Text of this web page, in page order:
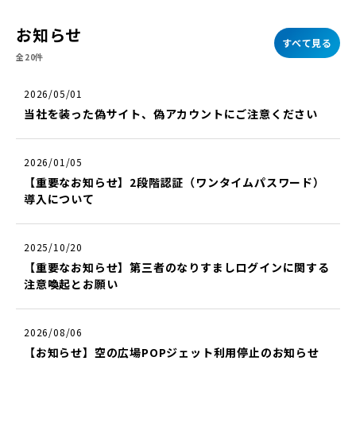
お知らせ
全20件
すべて見る
2026/05/01
当社を装った偽サイト、偽アカウントにご注意ください
2026/01/05
【重要なお知らせ】2段階認証（ワンタイムパスワード）
導入について
2025/10/20
【重要なお知らせ】第三者のなりすましログインに関する
注意喚起とお願い
2026/08/06
【お知らせ】空の広場POPジェット利用停止のお知らせ